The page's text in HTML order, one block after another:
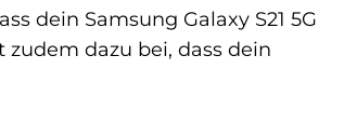
dein Samsung Galaxy S21 5G
dazu bei, dass dein